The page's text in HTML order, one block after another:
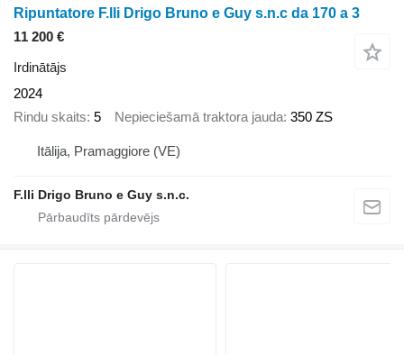
Ripuntatore F.lli Drigo Bruno e Guy s.n.c da 170 a 3
11 200 €
Irdinātājs
2024
Rindu skaits 5 Nepieciešamā traktora jauda 350 ZS
Itālija, Pramaggiore (VE)
F.lli Drigo Bruno e Guy s.n.c.